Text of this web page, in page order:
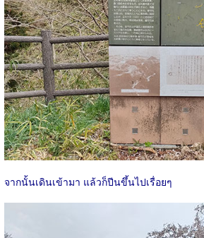
จากนั้นเดินเข้ามา แล้วก็ปีนขึ้นไปเรื่อยๆ